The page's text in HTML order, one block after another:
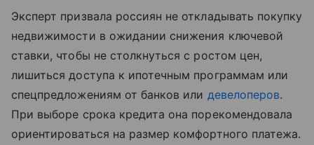
Эксперт призвала россиян не откладывать покупку
недвижимости в ожидании снижения ключевой
ставки, чтобы не столкнуться с ростом цен,
лишиться доступа к ипотечным программам или
спецпредложениям от банков или девелоперов.
При выборе срока кредита она порекомендовала
ориентироваться на размер комфортного платежа.